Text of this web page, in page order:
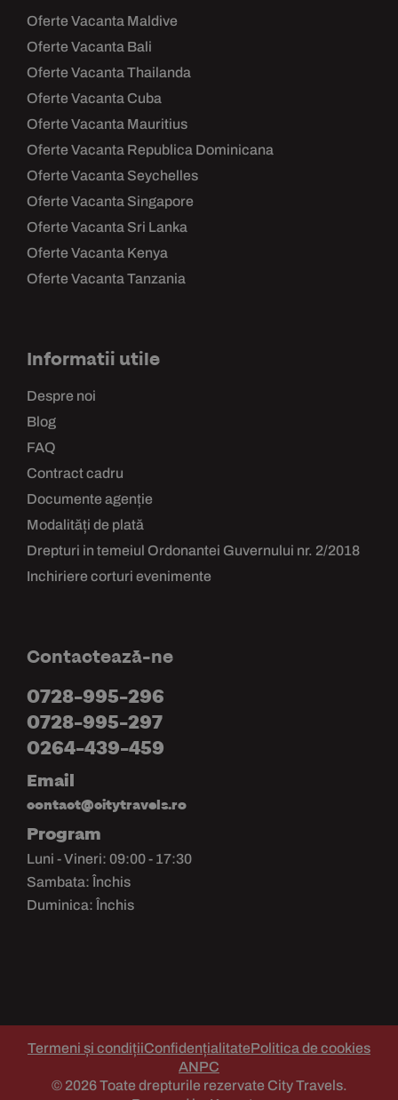
Oferte Vacanta Maldive
Oferte Vacanta Bali
Oferte Vacanta Thailanda
Oferte Vacanta Cuba
Oferte Vacanta Mauritius
Oferte Vacanta Republica Dominicana
Oferte Vacanta Seychelles
Oferte Vacanta Singapore
Oferte Vacanta Sri Lanka
Oferte Vacanta Kenya
Oferte Vacanta Tanzania
Informatii utile
Despre noi
Blog
FAQ
Contract cadru
Documente agenție
Modalități de plată
Drepturi in temeiul Ordonantei Guvernului nr. 2/2018
Inchiriere corturi evenimente
Contactează-ne
0728-995-296
0728-995-297
0264-439-459
Email
contact@citytravels.ro
Program
Luni - Vineri: 09:00 - 17:30
Sambata: Închis
Duminica: Închis
© 2026 Toate drepturile rezervate City Travels.
Termeni și condițiiConfidențialitatePolitica de cookies
ANPC